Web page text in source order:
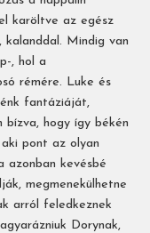
karöltve az egész
Mindig van
, hol a
rémére. Luke és
fantáziáját,
bízva, hogy így békén
pont az olyan
kevésbé
megmenekülhetne
arról feledkeznek
Dorynak,